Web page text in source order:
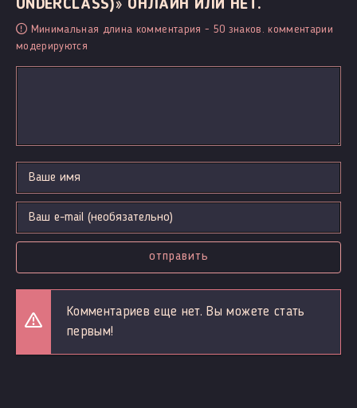
UNDERCLASS)» ОНЛАЙН ИЛИ НЕТ.
Минимальная длина комментария - 50 знаков. комментарии
модерируются
отправить
Комментариев еще нет. Вы можете стать
первым!